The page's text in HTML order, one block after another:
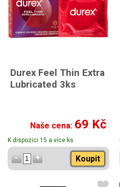
Durex Feel Thin Extra
Lubricated 3ks
Naše cena: 69 Kč
K dispozici 15 a více ks
Koupit